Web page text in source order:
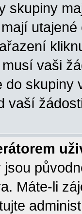
skupiny
vaši
do skupiny
vaší
Máte-li